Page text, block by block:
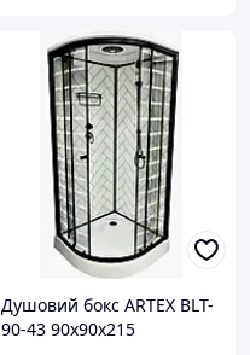
Душовий бокс ARTEX BLT-
90-43 90х90х215